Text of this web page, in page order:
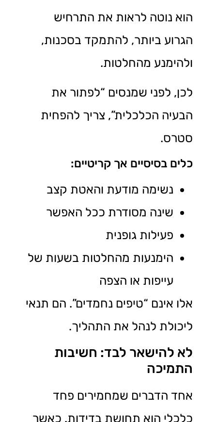
הוא נוטה לראות את התרחיש
הגרוע ביותר, להתמקד בסכנות,
ולהימנע מהחלטות.
לכן, לפני שמנסים “לפתור את
הבעיה הכלכלית”, צריך להפחית
סטרס.
כלים בסיסיים אך קריטיים:
נשימה מודעת והאטת קצב
שינה מסודרת ככל האפשר
פעילות גופנית
הימנעות מהחלטות בשעות של
עייפות או הצפה
אלו אינם “טיפים נחמדים”. הם תנאי
ליכולת לנהל את התהליך.
לא להישאר לבד: חשיבות
התמיכה
אחד הדברים שמחמירים פחד
כלכלי הוא תחושת בדידות. כאשר